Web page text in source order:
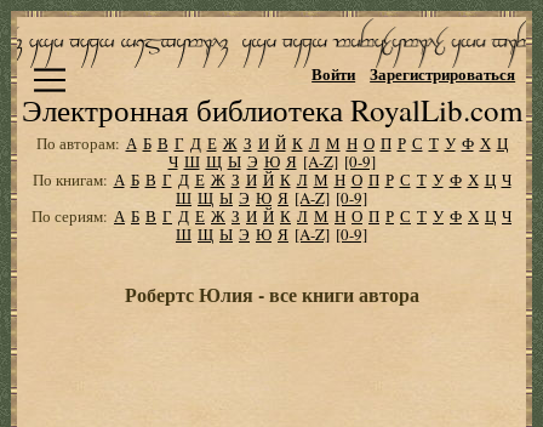
Электронная библиотека RoyalLib.com
Войти Зарегистрироваться
По авторам: А Б В Г Д Е Ж З И Й К Л М Н О П Р С Т У Ф Х Ц
Ч Ш Щ Ы Э Ю Я [A-Z] [0-9]
По книгам: А Б В Г Д Е Ж З И Й К Л М Н О П Р С Т У Ф Х Ц Ч
Ш Щ Ы Э Ю Я [A-Z] [0-9]
По сериям: А Б В Г Д Е Ж З И Й К Л М Н О П Р С Т У Ф Х Ц Ч
Ш Щ Ы Э Ю Я [A-Z] [0-9]
Робертс Юлия - все книги автора